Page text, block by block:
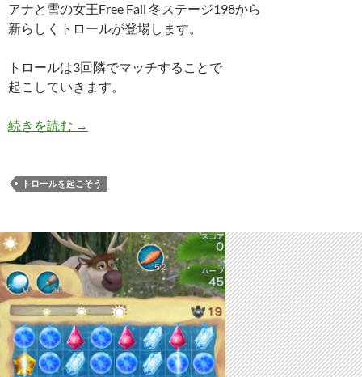
アナと雪の女王Free Fall 冬ステージ198から
新らしくトロールが登場します。
トロールは3回隣でマッチすることで
起こしていきます。
続きを読む アナと雪の女王 Free Fall トロールを起こそう 攻
→
トロールを起こそう